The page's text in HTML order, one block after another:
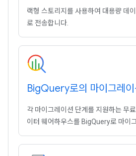
랙형 스토리지를 사용하여 대용량 데
로 전송합니다.
BigQuery로의 마이그레이
각 마이그레이션 단계를 지원하는 무
이터 웨어하우스를 BigQuery로 마이